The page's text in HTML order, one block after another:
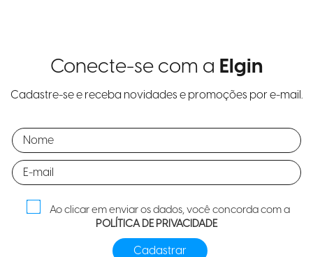
Conecte-se com a Elgin
Cadastre-se e receba novidades e promoções por e-mail.
Ao clicar em enviar os dados, você concorda com a
POLÍTICA DE PRIVACIDADE